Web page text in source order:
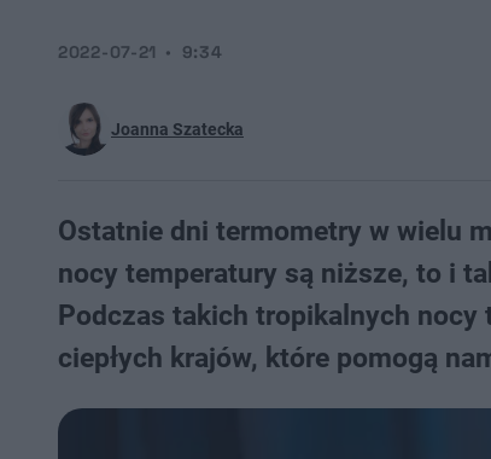
Joanna Szatecka
2022-07-21 9:34
Ostatnie dni termometry w wielu
nocy temperatury są niższe, to i
Podczas takich tropikalnych
ciepłych krajów, które pomogą